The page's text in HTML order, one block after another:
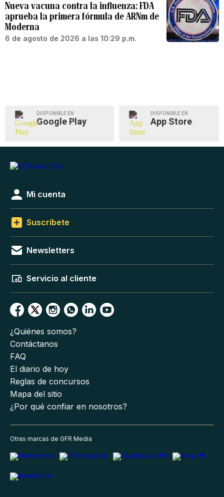
Nueva vacuna contra la influenza: FDA
aprueba la primera fórmula de ARNm de
Moderna
6 de agosto de 2026 a las 10:29 p.m.
DISPONIBLE EN
Google Play
DISPONIBLE EN
App Store
Mi cuenta
Suscríbete
Newsletters
Servicio al cliente
¿Quiénes somos?
Contáctanos
FAQ
El diario de hoy
Reglas de concursos
Mapa del sitio
¿Por qué confiar en nosotros?
Otras marcas de GFR Media